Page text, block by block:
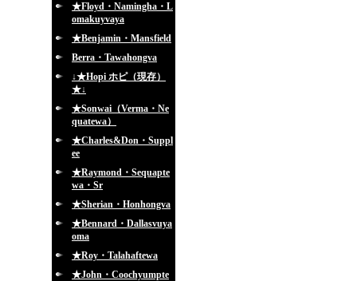
★Floyd・Namingha・L
omakuyvaya
★Benjamin・Mansfield
Berra・Tawahongva
↓★Hopi ホピ（現存）
★↓
★Sonwai（Verma・Ne
quatewa）
★Charles&Don・Suppl
ee
★Raymond・Sequapte
wa・Sr
★Sherian・Honhongva
★Bennard・Dallasvuya
oma
★Roy・Talahaftewa
★John・Coochyumpte